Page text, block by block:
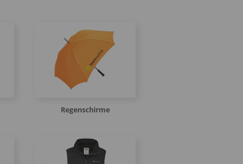
Regenschirme